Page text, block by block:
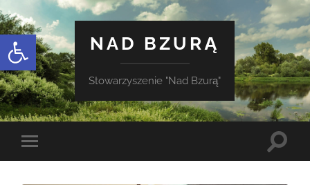
Otwórz pasek narzędzi
NAD BZURĄ
Stowarzyszenie "Nad Bzurą"
Toggle
mobile
Toggle